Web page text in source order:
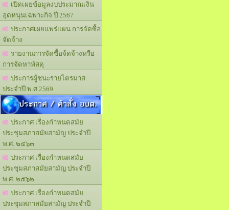
เปิดเผยข้อมูลงบประมาณเงิน
อุดหนุนเฉพาะกิจ ปี 2567
ประกาศเผยแพร่แผน การจัดซื้อ
จัดจ้าง
รายงานการจัดซื้อจ้ดจ้างหรือ
การจัดหาพัสดุ
ประการผู้ชนะรายไตรมาส
ประจำปี พ.ศ.2569
ประกาศ / คำสั่ง อบต.
ประกาศ เรื่องกำหนดสมัย
ประชุมสภาสมัยสามัญ ประจำปี
พ.ศ. ๒๕๖๓
ประกาศ เรื่องกำหนดสมัย
ประชุมสภาสมัยสามัญ ประจำปี
พ.ศ. ๒๕๖๒
ประกาศ เรื่องกำหนดสมัย
ประชุมสภาสมัยสามัญ ประจำปี